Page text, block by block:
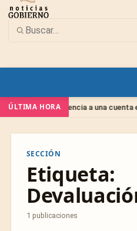
ÚLTIMA HORA
¿Transferencia a una cuenta
SECCIÓN
Etiqueta:
1 publicaciones